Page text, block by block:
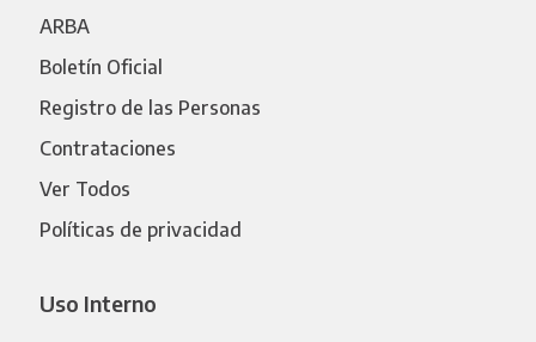
ARBA
Boletín Oficial
Registro de las Personas
Contrataciones
Ver Todos
Políticas de privacidad
Uso Interno